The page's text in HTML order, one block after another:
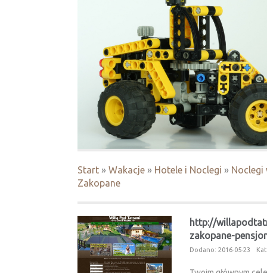
Start » Wakacje » Hotele i Noclegi » Noclegi
Zakopane
http://
zakopane-
Dodano: 2016-05-23